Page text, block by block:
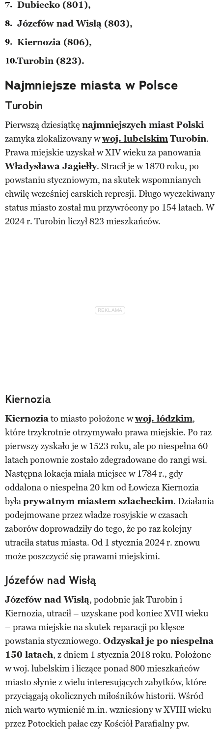
Dubiecko (801),
Józefów nad Wisłą (803),
Kiernozia (806),
Turobin (823).
Najmniejsze miasta w Polsce
Turobin
Pierwszą dziesiątkę najmniejszych miast Polski
zamyka zlokalizowany wwoj. lubelskimTurobin.
Prawa miejskie uzyskał w XIV wieku za panowania
Władysława Jagiełły. Stracił je w 1870 roku, po
powstaniu styczniowym, na skutek wspomnianych
chwilę wcześniej carskich represji. Długo wyczekiwany
status miasto został mu przywrócony po 154 latach. W
2024 r. Turobin liczył 823 mieszkańców.
Kiernozia
Kiernoziato miasto położone wwoj. łódzkim,
które trzykrotnie otrzymywało prawa miejskie. Po raz
pierwszy zyskało je w 1523 roku, ale po niespełna 60
latach ponownie zostało zdegradowane do rangi wsi.
Następna lokacja miała miejsce w 1784 r., gdy
oddalona o niespełna 20 km od Łowicza Kiernozia
byłaprywatnym miastem szlacheckim. Działania
podejmowane przez władze rosyjskie w czasach
zaborów doprowadziły do tego, że po raz kolejny
utraciła status miasta. Od 1 stycznia 2024 r. znowu
może poszczycić się prawami miejskimi.
Józefów nad Wisłą
Józefów nad Wisłą, podobnie jak Turobin i
Kiernozia, utracił – uzyskane pod koniec XVII wieku
– prawa miejskie na skutek reparacji po klęsce
powstania styczniowego. Odzyskał je po niespełna
150 latach, z dniem 1 stycznia 2018 roku. Położone
w woj. lubelskim i liczące ponad 800 mieszkańców
miasto słynie z wielu interesujących zabytków, które
przyciągają okolicznych miłośników historii. Wśród
nich warto wymienić m.in. wzniesiony w XVIII wieku
przez Potockich pałac czy Kościół Parafialny pw.